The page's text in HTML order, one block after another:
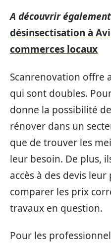
A découvrir
désinsectisation à
commerces locaux
Scanrenovation offre
qui sont doubles.
donne la possibilité
rénover dans un
que de trouver les
leur besoin. De plus,
accès à des devis
comparer les prix
travaux en question.
Pour les